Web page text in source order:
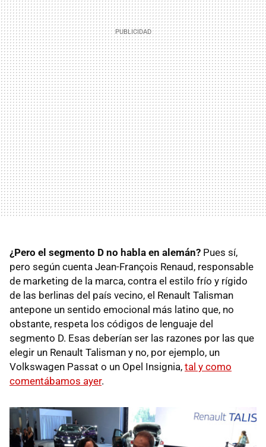
¿Pero el segmento D no habla en alemán? Pues sí,
pero según cuenta Jean-François Renaud, responsable
de marketing de la marca, contra el estilo frío y rígido
de las berlinas del país vecino, el Renault Talisman
antepone un sentido emocional más latino que, no
obstante, respeta los códigos de lenguaje del
segmento D. Esas deberían ser las razones por las que
elegir un Renault Talisman y no, por ejemplo, un
Volkswagen Passat o un Opel Insignia, tal y como
comentábamos ayer.